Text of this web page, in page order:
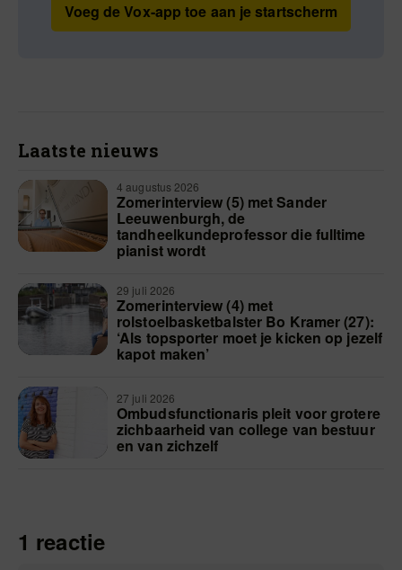
Voeg de Vox-app toe aan je startscherm
Laatste nieuws
4 augustus 2026
Zomerinterview (5) met Sander
Leeuwenburgh, de
tandheelkundeprofessor die fulltime
pianist wordt
29 juli 2026
Zomerinterview (4) met
rolstoelbasketbalster Bo Kramer (27):
‘Als topsporter moet je kicken op jezelf
kapot maken’
27 juli 2026
Ombudsfunctionaris pleit voor grotere
zichbaarheid van college van bestuur
en van zichzelf
1 reactie